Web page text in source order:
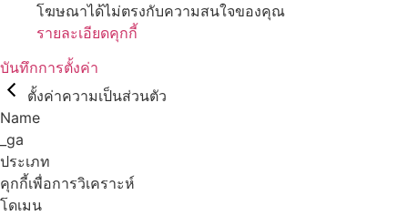
โฆษณาได้ไม่ตรงกับความสนใจของคุณ
รายละเอียดคุกกี้
บันทึกการตั้งค่า
ตั้งค่าความเป็นส่วนตัว
Name
_ga
ประเภท
คุกกี้เพื่อการวิเคราะห์
โดเมน